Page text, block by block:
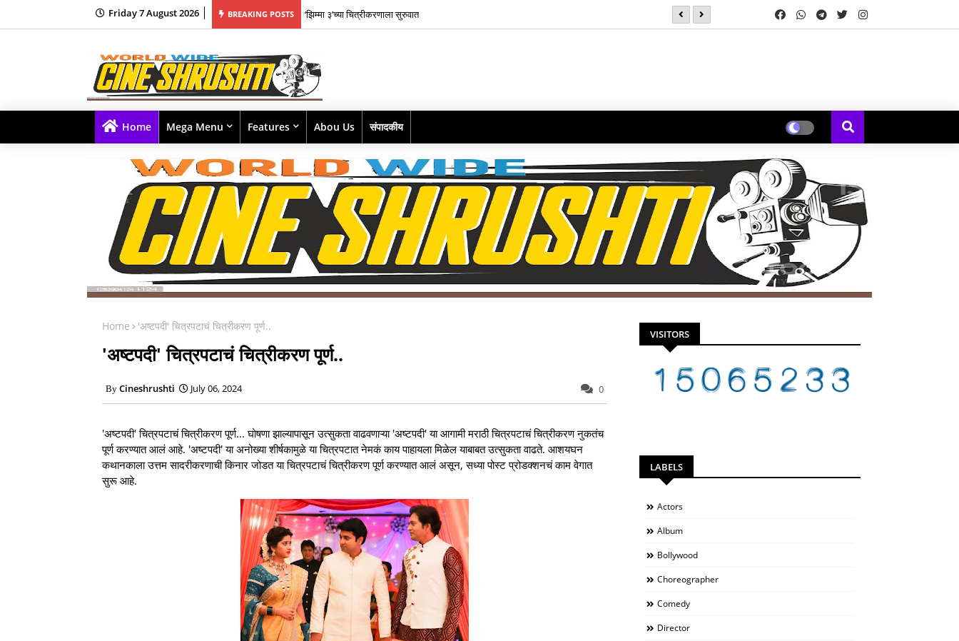
Friday 7 August 2026 BREAKING POSTS
संगीत क्षेत्रातील नव्या पिढीतील प्रतिभांना घडवण्यासाठी ‘राह रेकॉर्ड्स’ची सुरुवात ‘झिम्मा ३’च्या चित्रीकरणाला सुरुवात फ्रेंडशिप डेच्या निमित्ताने समर टाईम्स प्रोडक्शन निर्मित, क्रांती रेडकर
Home Mega Menu Features Abou Us संपादकीय
Home 'अष्टपदी' चित्रपटाचं चित्रीकरण पूर्ण..
'अष्टपदी' चित्रपटाचं चित्रीकरण पूर्ण..
Cineshrushti July 06, 2024 0
'अष्टपदी' चित्रपटाचं चित्रीकरण पूर्ण... घोषणा झाल्यापासून उत्सुकता वाढवणाऱ्या 'अष्टपदी' या आगामी मराठी चित्रपटाचं चित्रीकरण नुकतंच
पूर्ण करण्यात आलं आहे. 'अष्टपदी' या अनोख्या शीर्षकामुळे या चित्रपटात नेमकं काय पाहायला मिळेल याबाबत उत्सुकता वाढते. आशयघन
कथानकाला उत्तम सादरीकरणाची किनार जोडत या चित्रपटाचं चित्रीकरण पूर्ण करण्यात आलं असून, सध्या पोस्ट प्रोडक्शनचं काम वेगात
सुरू आहे.
VISITORS
LABELS
Actors
Album
Bollywood
Choreographer
Comedy
Director